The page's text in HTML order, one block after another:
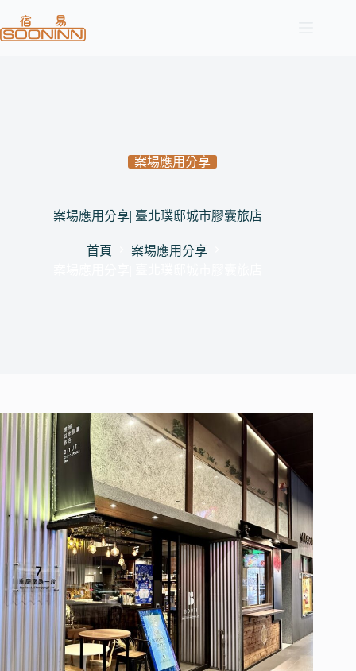
至
案場應用分享
|案場應用分享| 臺北璞邸城市膠囊旅店
首頁
案場應用分享